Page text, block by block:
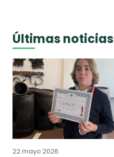
Últimas noticias
22 mayo 2026